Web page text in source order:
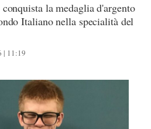
la medaglia d'argento
Italiano nella specialità del
| 11:19